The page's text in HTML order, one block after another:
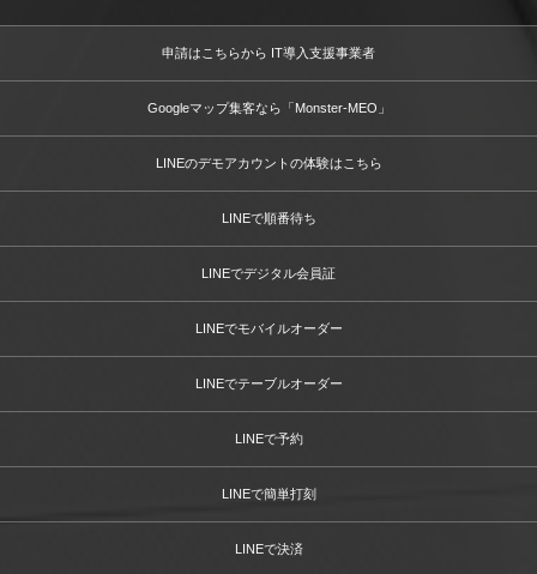
申請はこちらから IT導入支援事業者
Googleマップ集客なら「Monster-MEO」
LINEのデモアカウントの体験はこちら
LINEで順番待ち
LINEでデジタル会員証
LINEでモバイルオーダー
LINEでテーブルオーダー
LINEで予約
LINEで簡単打刻
LINEで決済